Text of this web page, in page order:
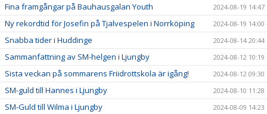
Fina framgångar på Bauhausgalan Youth 2024-08-19 14:47
Ny rekordtid för Josefin på Tjalvespelen i Norrköping 2024-08-19 14:00
Snabba tider i Huddinge 2024-08-14 20:44
Sammanfattning av SM-helgen i Ljungby 2024-08-12 10:19
Sista veckan på sommarens Friidrottskola är igång! 2024-08-12 09:30
SM-guld till Hannes i Ljungby 2024-08-10 11:28
SM-Guld till Wilma i Ljungby 2024-08-09 14:23